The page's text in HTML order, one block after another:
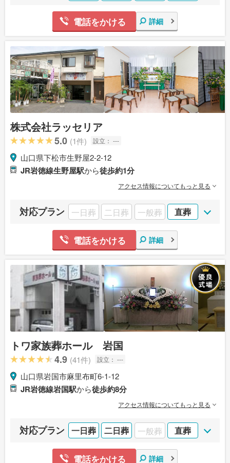
電話をかける 詳細
株式会社ラッセリア
5.0 (1件) 設立： ---
山口県下松市生野屋2-2-12
JR岩徳線生野屋駅から徒歩約1分
アクセス情報についてもっと見る
対応プラン 一日葬 二日葬 一般葬 直葬
電話をかける 詳細
トワ家族葬ホール 岩国
4.9 (41件) 設立： ---
山口県岩国市麻里布町6-1-12
JR岩徳線岩国駅から徒歩約8分
アクセス情報についてもっと見る
対応プラン 一日葬 二日葬 一般葬 直葬
電話をかける 詳細